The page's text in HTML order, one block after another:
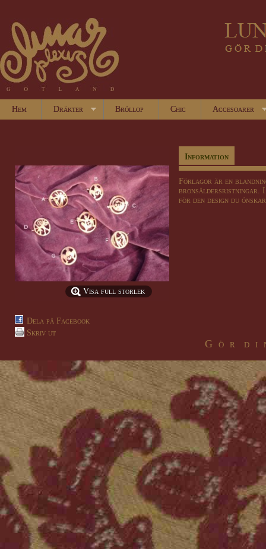
Hem Dräkter Bröllop Chic Accesoarer
Visa full storlek
Dela på Facebook
Skriv ut
Information
Förlagor är en
bronsåldersristningar. I
för den design du
G ö r d i